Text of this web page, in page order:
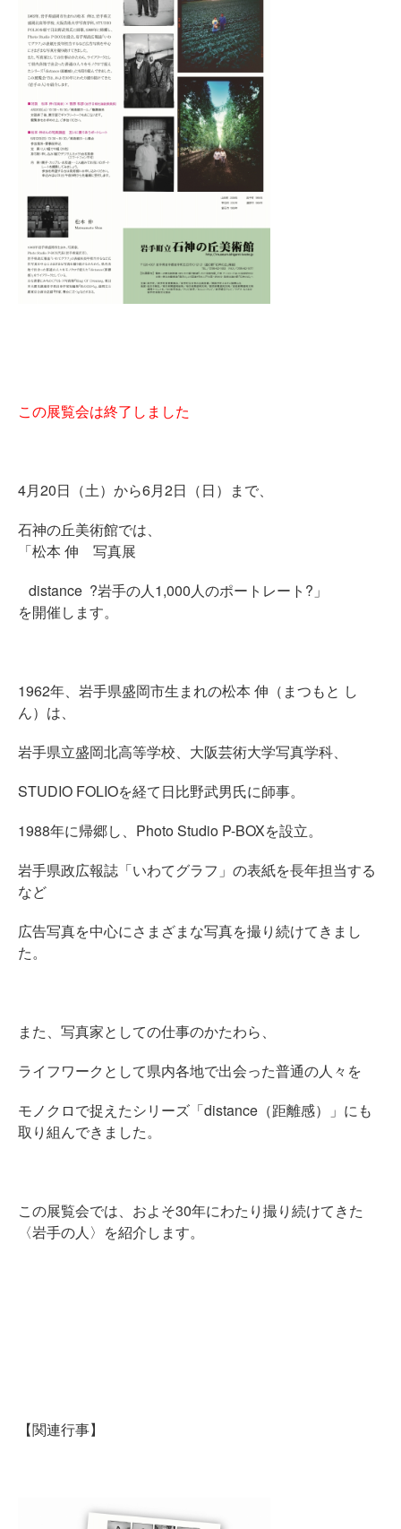
この展覧会は終了しました
4月20日（土）から6月2日（日）まで、
石神の丘美術館では、
「松本 伸 写真展
distance ?岩手の人1,000人のポートレート?」
を開催します。
1962年、岩手県盛岡市生まれの松本 伸（まつもと し
ん）は、
岩手県立盛岡北高等学校、大阪芸術大学写真学科、
STUDIO FOLIOを経て日比野武男氏に師事。
1988年に帰郷し、Photo Studio P-BOXを設立。
岩手県政広報誌「いわてグラフ」の表紙を長年担当する
など
広告写真を中心にさまざまな写真を撮り続けてきまし
た。
また、写真家としての仕事のかたわら、
ライフワークとして県内各地で出会った普通の人々を
モノクロで捉えたシリーズ「distance（距離感）」にも
取り組んできました。
この展覧会では、およそ30年にわたり撮り続けてきた
〈岩手の人〉を紹介します。
【関連行事】